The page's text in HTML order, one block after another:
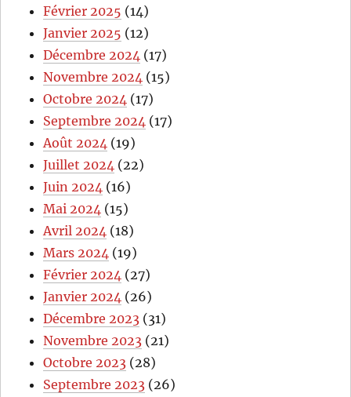
Février 2025 (14)
Janvier 2025 (12)
Décembre 2024 (17)
Novembre 2024 (15)
Octobre 2024 (17)
Septembre 2024 (17)
Août 2024 (19)
Juillet 2024 (22)
Juin 2024 (16)
Mai 2024 (15)
Avril 2024 (18)
Mars 2024 (19)
Février 2024 (27)
Janvier 2024 (26)
Décembre 2023 (31)
Novembre 2023 (21)
Octobre 2023 (28)
Septembre 2023 (26)